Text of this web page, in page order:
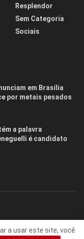
Resplendor
Sem Categoria
Sociais
em Brasília
por metais pesados
a palavra
é candidato
por dNNr Dev
a usar este site, você